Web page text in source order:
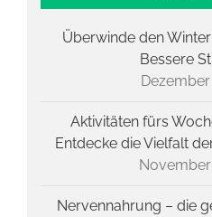
Überwinde den
Bessere
Dezember
Aktivitäten fürs
Entdecke die Vielfalt
November
Nervennahrung – die